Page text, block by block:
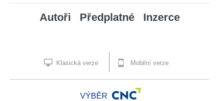
Autoři Předplatné Inzerce
Klasická verze Mobilní verze
VÝBĚR